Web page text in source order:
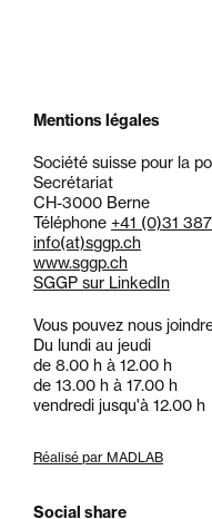
Mentions légales
Société suisse pour la
Secrétariat
CH-3000 Berne
Téléphone +41 (0)31
info(at)sggp.ch
www.sggp.ch
SGGP sur LinkedIn
Vous pouvez nous
Du lundi au jeudi
de 8.00 h à 12.00 h
de 13.00 h à 17.00 h
vendredi jusqu'à 12.00 h
Réalisé par MADLAB
Social share